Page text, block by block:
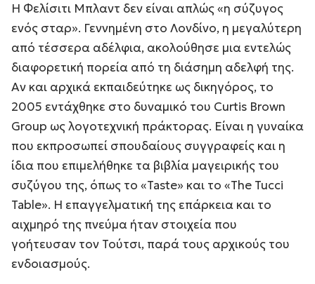
Η Φελίσιτι Μπλαντ δεν είναι απλώς «η σύζυγος
ενός σταρ». Γεννημένη στο Λονδίνο, η μεγαλύτερη
από τέσσερα αδέλφια, ακολούθησε μια εντελώς
διαφορετική πορεία από τη διάσημη αδελφή της.
Αν και αρχικά εκπαιδεύτηκε ως δικηγόρος, το
2005 εντάχθηκε στο δυναμικό του Curtis Brown
Group ως λογοτεχνική πράκτορας. Είναι η γυναίκα
που εκπροσωπεί σπουδαίους συγγραφείς και η
ίδια που επιμελήθηκε τα βιβλία μαγειρικής του
συζύγου της, όπως το «Taste» και το «The Tucci
Table». Η επαγγελματική της επάρκεια και το
αιχμηρό της πνεύμα ήταν στοιχεία που
γοήτευσαν τον Τούτσι, παρά τους αρχικούς του
ενδοιασμούς.